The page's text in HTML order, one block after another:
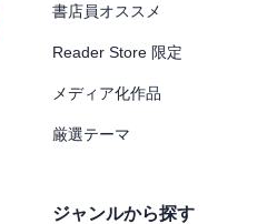
書店員オススメ
Reader Store 限定
メディア化作品
厳選テーマ
ジャンルから探す